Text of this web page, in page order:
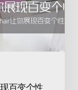
百变个性